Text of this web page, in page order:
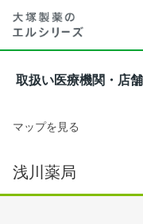
取扱い医療機関・店舗
マップを見る
浅川薬局